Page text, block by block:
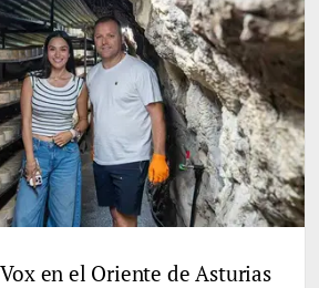
en el Oriente de Asturias